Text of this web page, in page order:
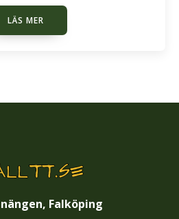
LÄS MER
Falköping